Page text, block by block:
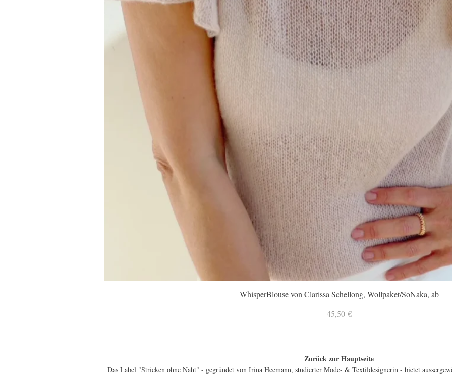
Schnellansicht
WhisperBlouse von Clarissa Schellong, Wollpaket/SoNaka, ab
Preis
45,50 €
Zurück zur Hauptseite
Das Label "Stricken ohne Naht" - gegründet von Irina Heemann, studierter Mode- & Textildesignerin - bietet